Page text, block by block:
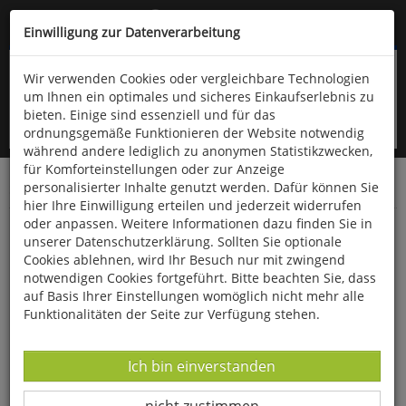
Kompletten Head der Seite überspringen
oder (06766) 9323-960
Startseite Bücher Geschichte 15.-19. Jahrhundert
Napoleon
Einwilligung zur Datenverarbeitung
Wir verwenden Cookies oder vergleichbare Technologien
um Ihnen ein optimales und sicheres Einkaufserlebnis zu
bieten. Einige sind essenziell und für das
ordnungsgemäße Funktionieren der Website notwendig
während andere lediglich zu anonymen Statistikzwecken,
für Komforteinstellungen oder zur Anzeige
personalisierter Inhalte genutzt werden. Dafür können Sie
hier Ihre Einwilligung erteilen und jederzeit widerrufen
oder anpassen. Weitere Informationen dazu finden Sie in
unserer Datenschutzerklärung. Sollten Sie optionale
Cookies ablehnen, wird Ihr Besuch nur mit zwingend
notwendigen Cookies fortgeführt. Bitte beachten Sie, dass
auf Basis Ihrer Einstellungen womöglich nicht mehr alle
Funktionalitäten der Seite zur Verfügung stehen.
Datenverarbeitung -
Ich bin einverstanden